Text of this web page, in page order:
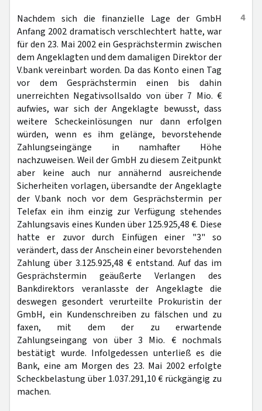
4
Nachdem sich die finanzielle Lage der GmbH
Anfang 2002 dramatisch verschlechtert hatte, war
für den 23. Mai 2002 ein Gesprächstermin zwischen
dem Angeklagten und dem damaligen Direktor der
V.bank vereinbart worden. Da das Konto einen Tag
vor dem Gesprächstermin einen bis dahin
unerreichten Negativsollsaldo von über 7 Mio. €
aufwies, war sich der Angeklagte bewusst, dass
weitere Scheckeinlösungen nur dann erfolgen
würden, wenn es ihm gelänge, bevorstehende
Zahlungseingänge in namhafter Höhe
nachzuweisen. Weil der GmbH zu diesem Zeitpunkt
aber keine auch nur annähernd ausreichende
Sicherheiten vorlagen, übersandte der Angeklagte
der V.bank noch vor dem Gesprächstermin per
Telefax ein ihm einzig zur Verfügung stehendes
Zahlungsavis eines Kunden über 125.925,48 €. Diese
hatte er zuvor durch Einfügen einer "3" so
verändert, dass der Anschein einer bevorstehenden
Zahlung über 3.125.925,48 € entstand. Auf das im
Gesprächstermin geäußerte Verlangen des
Bankdirektors veranlasste der Angeklagte die
deswegen gesondert verurteilte Prokuristin der
GmbH, ein Kundenschreiben zu fälschen und zu
faxen, mit dem der zu erwartende
Zahlungseingang von über 3 Mio. € nochmals
bestätigt wurde. Infolgedessen unterließ es die
Bank, eine am Morgen des 23. Mai 2002 erfolgte
Scheckbelastung über 1.037.291,10 € rückgängig zu
machen.